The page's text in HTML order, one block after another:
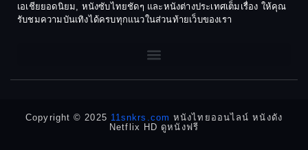
Dark Comedy ตลกร้าย
DC
Detective
Detective สืบสวน
1968
1964
เอเชียยอดนิยม, หนังซับไทยชัดๆ และหนังต่างประเทศเต็มเรื่อง ให้คุณ
รับชมความบันเทิงได้ครบทุกแนวในส่วนท้ายเว็บของเรา
Copyright © 2025 11snkrs.com หนังไทยออนไลน์ หนังดัง
Netflix HD ดูหนังฟรี